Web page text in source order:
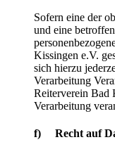
Sofern eine der
und eine
Kissingen e.V.
sich hierzu
Verarbeitung
Reiterverein Bad
Verarbeitung
f) Recht auf